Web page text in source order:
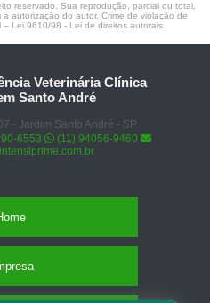
reservado. Sua reprodução, parcial ou total,
autorização do autor. Crime de violação de
– Lei 9610/98 - Lei de direitos autorais
Veterinária Clínica
Santo André
- Jardim Santo André - SP
6553
(11) 94056-9460